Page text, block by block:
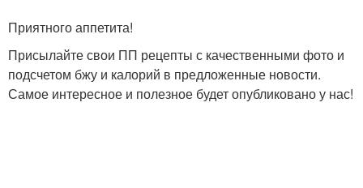
Приятного аппетита!
Присылайте свои ПП рецепты с качественными фото и
подсчетом бжу и калорий в предложенные новости.
Самое интересное и полезное будет опубликовано у нас!